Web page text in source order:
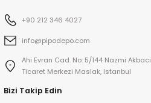
Bay
+90 212 346 4027
info@pipodepo.com
Ahi Evran Cad. No: 5/144 Nazmi Akbaci
Ticaret Merkezi Maslak, Istanbul
Bizi Takip Edin